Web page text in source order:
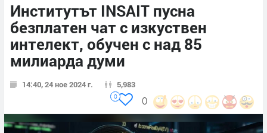
Институтът INSAIT пусна
безплатен чат с изкуствен
интелект, обучен с над 85
милиарда думи
14:40, 24 ное 2024 г. 5,983
0
0